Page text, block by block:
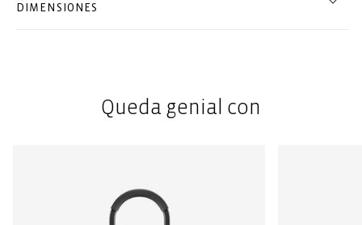
DIMENSIONES
Queda genial con